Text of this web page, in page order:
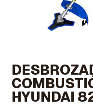
HYUNDAI